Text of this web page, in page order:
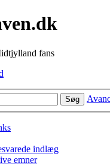
fans
Søg
indlæg
emner